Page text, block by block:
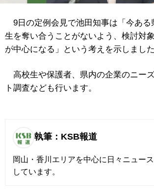
9日の定例会見で池田知事は「今ある
生を奪い合うことがないよう、検討対
が中心になる」という考えを示しました
高校生や保護者、県内の企業のニー
ト調査なども行います。
執筆：KSB報道
岡山・香川エリアを中心に日々ニュー
しています。